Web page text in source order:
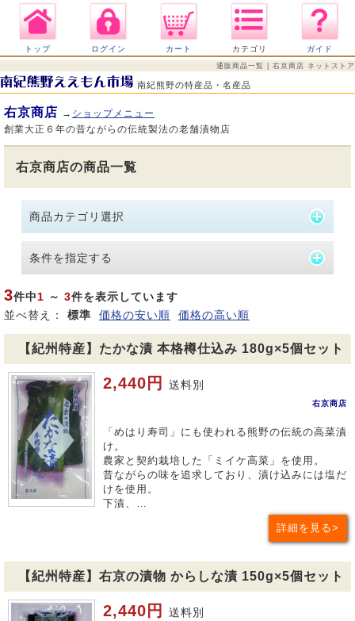
トップ ログイン カート カテゴリ ガイド
通販商品一覧 | 右京商店 ネットストア
南紀熊野の特産品・名産品
右京商店 → ショップメニュー
創業大正６年の昔ながらの伝統製法の老舗漬物店
右京商店の商品一覧
商品カテゴリ選択
条件を指定する
3件中1 ～ 3件を表示しています
並べ替え：
標準 価格の安い順 価格の高い順
【紀州特産】たかな漬 本格樽仕込み 180g×5個セット
2,440円 送料別
右京商店
「めはり寿司」にも使われる熊野の伝統の高菜漬
け。
農家と契約栽培した「ミイケ高菜」を使用。
昔ながらの味を追求しており、漬け込みには塩だ
けを使用。
下漬、…
詳細を見る
【紀州特産】右京の漬物 からしな漬 150g×5個セット
2,440円 送料別